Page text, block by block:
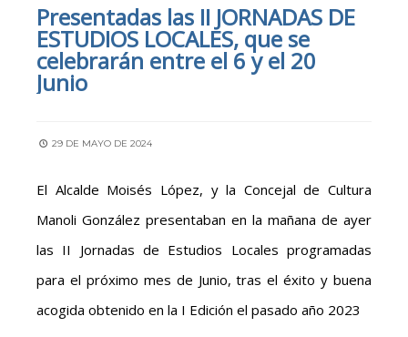
Presentadas las II JORNADAS DE
ESTUDIOS LOCALES, que se
celebrarán entre el 6 y el 20
Junio
29 DE MAYO DE 2024
El Alcalde Moisés López, y la Concejal de Cultura
Manoli González presentaban en la mañana de ayer
las II Jornadas de Estudios Locales programadas
para el próximo mes de Junio, tras el éxito y buena
acogida obtenido en la I Edición el pasado año 2023